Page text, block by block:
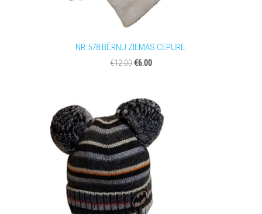
NR.578 BĒRNU ZIEMAS CEPURE.
€12.00€6.00